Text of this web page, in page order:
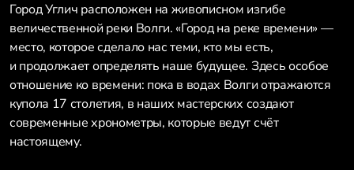
Город Углич расположен на живописном изгибе
величественной реки Волги. «Город на реке времени» —
место, которое сделало нас теми, кто мы есть,
и продолжает определять наше будущее. Здесь особое
отношение ко времени: пока в водах Волги отражаются
купола 17 столетия, в наших мастерских создают
современные хронометры, которые ведут счёт
настоящему.